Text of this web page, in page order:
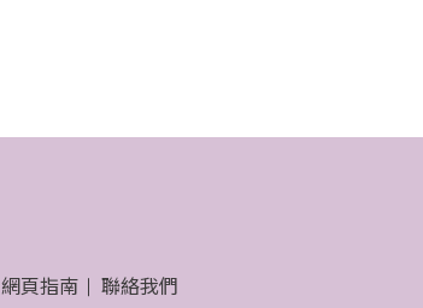
網頁指南
聯絡我們